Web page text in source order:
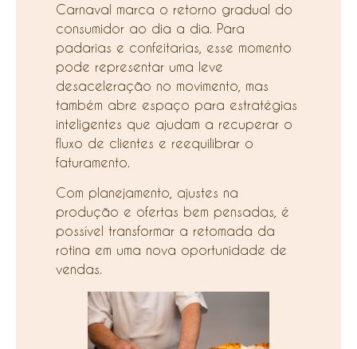
Carnaval marca o retorno gradual do
consumidor ao dia a dia. Para
padarias e confeitarias, esse momento
pode representar uma leve
desaceleração no movimento, mas
também abre espaço para estratégias
inteligentes que ajudam a recuperar o
fluxo de clientes e reequilibrar o
faturamento.
Com planejamento, ajustes na
produção e ofertas bem pensadas, é
possível transformar a retomada da
rotina em uma nova oportunidade de
vendas.